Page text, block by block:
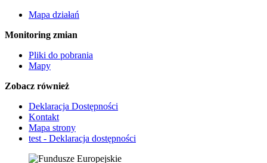
Mapa działań
Monitoring zmian
Pliki do pobrania
Mapy
Zobacz również
Deklaracja Dostępności
Kontakt
Mapa strony
test - Deklaracja dostępności